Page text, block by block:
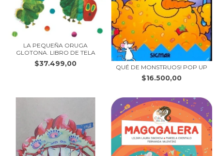
LA PEQUEÑA ORUGA
GLOTONA. LIBRO DE TELA
$37.499,00 QUÉ DE MONSTRUOS! POP UP
$16.500,00